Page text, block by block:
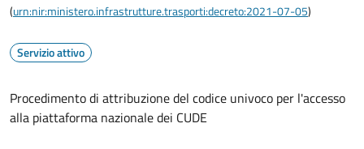
(urn:nir:ministero.infrastrutture.trasporti:decreto:2021-07-05)
Servizio attivo
Procedimento di attribuzione del codice univoco per l'accesso
alla piattaforma nazionale dei CUDE